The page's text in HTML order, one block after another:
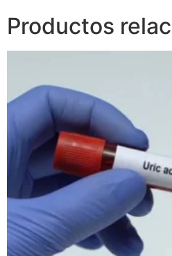
Productos